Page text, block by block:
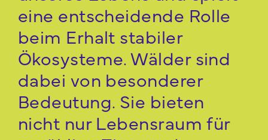
eine entscheidende Rolle
beim Erhalt stabiler
Ökosysteme. Wälder sind
dabei von besonderer
Bedeutung. Sie bieten
nicht nur Lebensraum für